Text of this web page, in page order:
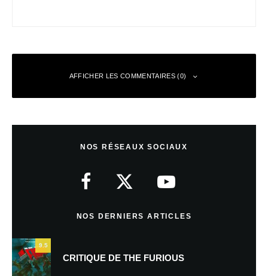
AFFICHER LES COMMENTAIRES (0)
NOS RÉSEAUX SOCIAUX
NOS DERNIERS ARTICLES
9.5
CRITIQUE DE THE FURIOUS